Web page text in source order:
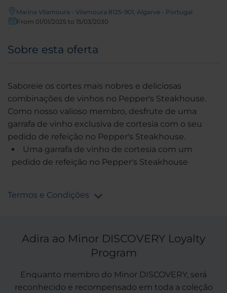
Marina Vilamoura - Vilamoura 8125-901, Algarve - Portugal
From 01/01/2025 to 15/03/2030
Sobre esta oferta
Saboreie os cortes mais nobres e deliciosas
combinações de vinhos no Pepper's Steakhouse.
Como nosso valioso membro, desfrute de uma
garrafa de vinho exclusiva de cortesia com o seu
pedido de refeição no Pepper's Steakhouse.
Uma garrafa de vinho de cortesia com um
pedido de refeição no Pepper's Steakhouse
Termos e Condições
Adira ao Minor DISCOVERY Loyalty
Program
Enquanto membro do Minor DISCOVERY, será
reconhecido e recompensado em toda a coleção